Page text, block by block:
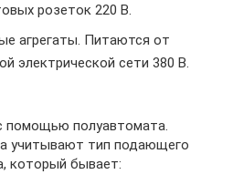
розеток 220 В.
агрегаты. Питаются от
электрической сети 380 В.
помощью полуавтомата.
учитывают тип подающего
который бывает: